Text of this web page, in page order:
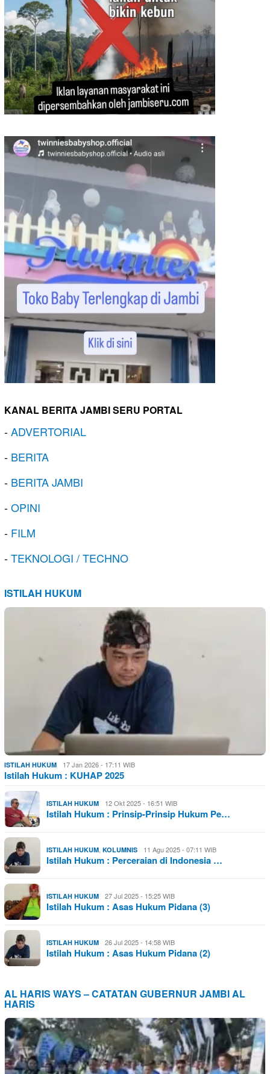
KANAL BERITA JAMBI SERU PORTAL
-ADVERTORIAL
- BERITA
- BERITA JAMBI
-OPINI
- FILM
-TEKNOLOGI / TECHNO
ISTILAH HUKUM
ISTILAH HUKUM 17 Jan 2026 - 17:11 WIB
Istilah Hukum : KUHAP 2025
ISTILAH HUKUM 12 Okt 2025 - 16:51 WIB
Istilah Hukum : Prinsip-Prinsip Hukum Pe…
ISTILAH HUKUM KOLUMNIS 11 Agu 2025 - 07:11 WIB
Istilah Hukum : Perceraian di Indonesia …
ISTILAH HUKUM 27 Jul 2025 - 15:25 WIB
Istilah Hukum : Asas Hukum Pidana (3)
ISTILAH HUKUM 26 Jul 2025 - 14:58 WIB
Istilah Hukum : Asas Hukum Pidana (2)
AL HARIS WAYS – CATATAN GUBERNUR JAMBI AL
HARIS